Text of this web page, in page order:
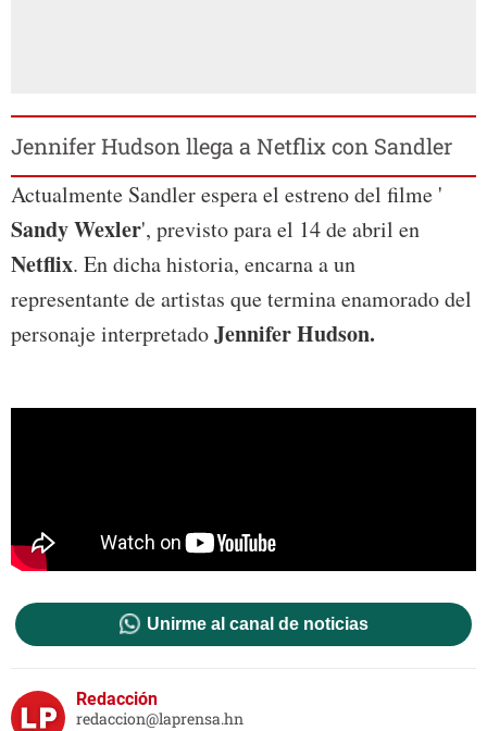
Jennifer Hudson llega a Netflix con Sandler
Actualmente Sandler espera el estreno del filme '
SandyWexler', previsto para el 14 de abril en
Netflix. En dicha historia, encarna a un
representante de artistas que termina enamorado del
personaje interpretadoJennifer Hudson.
Unirme al canal de noticias
Redacción
redaccion@laprensa.hn